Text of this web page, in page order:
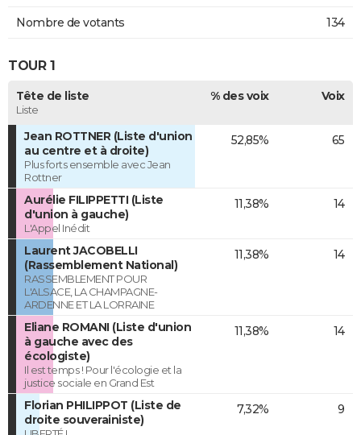
Nombre de votants 134
TOUR 1
Tête de liste
Liste
% des voix Voix
Jean ROTTNER (Liste d'union
au centre et à droite)
Plus forts ensemble avec Jean
Rottner
52,85% 65
Aurélie FILIPPETTI (Liste
d'union à gauche)
L'Appel Inédit
11,38% 14
Laurent JACOBELLI
(Rassemblement National)
RASSEMBLEMENT POUR
L'ALSACE, LA CHAMPAGNE-
ARDENNE ET LA LORRAINE
11,38% 14
Eliane ROMANI (Liste d'union
à gauche avec des
écologiste)
Il est temps ! Pour l'écologie et la
justice sociale en Grand Est
11,38% 14
Florian PHILIPPOT (Liste de
droite souverainiste)
7,32% 9